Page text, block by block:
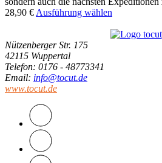
28,90 € Ausführung wählen
Nützenberger Str. 175
42115 Wuppertal
Telefon: 0176 - 48773341
Email: info@tocut.de
www.tocut.de